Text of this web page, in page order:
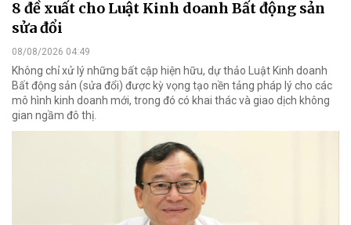
8 đề xuất cho Luật Kinh doanh Bất động sản
sửa đổi
08/08/2026 04:49
Không chỉ xử lý những bất cập hiện hữu, dự thảo Luật Kinh doanh
Bất động sản (sửa đổi) được kỳ vọng tạo nền tảng pháp lý cho các
mô hình kinh doanh mới, trong đó có khai thác và giao dịch không
gian ngầm đô thị.